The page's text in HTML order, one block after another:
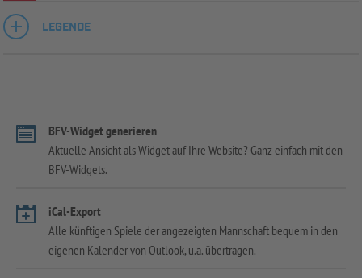
LEGENDE
BFV-Widget generieren
Aktuelle Ansicht als Widget auf Ihre Website? Ganz einfach mit den
BFV-Widgets.
iCal-Export
Alle künftigen Spiele der angezeigten Mannschaft bequem in den
eigenen Kalender von Outlook, u.a. übertragen.